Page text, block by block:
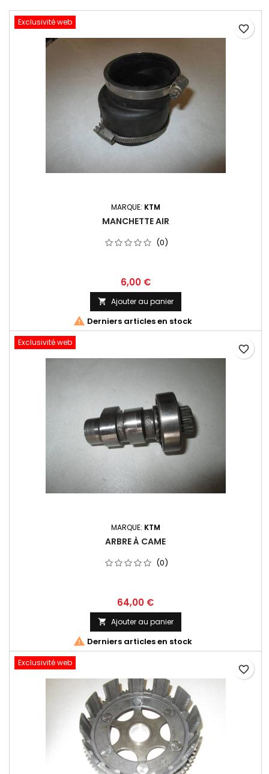
Exclusivité web
MARQUE: KTM
MANCHETTE AIR
(0)
6,00 €
 Ajouter au panier
 Derniers articles en stock
favorite_border
Exclusivité web
MARQUE: KTM
ARBRE À CAME
(0)
64,00 €
 Ajouter au panier
 Derniers articles en stock
favorite_border
Exclusivité web
favorite_border